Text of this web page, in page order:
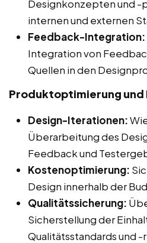
Designkonzepten und
internen und externen
Feedback-Integration:
Integration von
Quellen in den
Produktoptimierung und
Design-Iterationen:
Überarbeitung des
Feedback und
Kostenoptimierung:
Design innerhalb der
Qualitätssicherung:
Sicherstellung der
Qualitätsstandards und